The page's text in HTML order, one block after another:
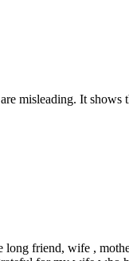
It shows
friend, wife ,